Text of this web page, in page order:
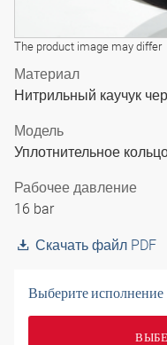
The product image may differ
Материал
Нитрильный каучук
Модель
Уплотнительное
Рабочее давление
16 bar
Скачать файл PDF
Выберите исполнение